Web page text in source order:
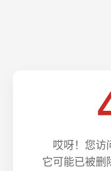
哎呀！您访
它可能已被删